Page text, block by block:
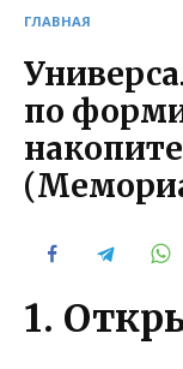
ГЛАВНАЯ
по
1.